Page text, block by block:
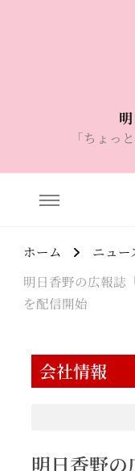
「ちょっ
ホーム
ニュー
明日香野の広報誌
を配信開始
会社情報
明日香野